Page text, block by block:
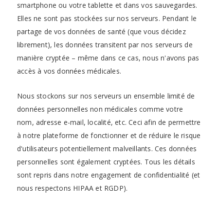
smartphone ou votre tablette et dans vos sauvegardes.
Elles ne sont pas stockées sur nos serveurs. Pendant le
partage de vos données de santé (que vous décidez
librement), les données transitent par nos serveurs de
manière cryptée – même dans ce cas, nous n'avons pas
accès à vos données médicales.
Nous stockons sur nos serveurs un ensemble limité de
données personnelles non médicales comme votre
nom, adresse e-mail, localité, etc. Ceci afin de permettre
à notre plateforme de fonctionner et de réduire le risque
d'utilisateurs potentiellement malveillants. Ces données
personnelles sont également cryptées. Tous les détails
sont repris dans notre engagement de confidentialité (et
nous respectons HIPAA et RGDP).